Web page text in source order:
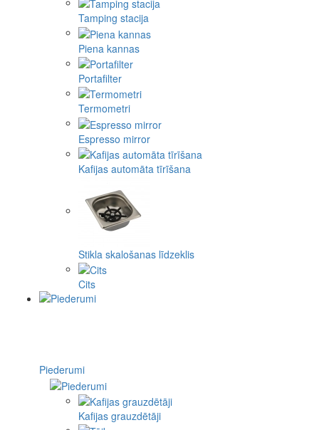
Tamping stacija
Piena kannas
Portafilter
Termometri
Espresso mirror
Kafijas automāta tīrīšana
Stikla skalošanas līdzeklis
Cits
Piederumi
Kafijas grauzdētāji